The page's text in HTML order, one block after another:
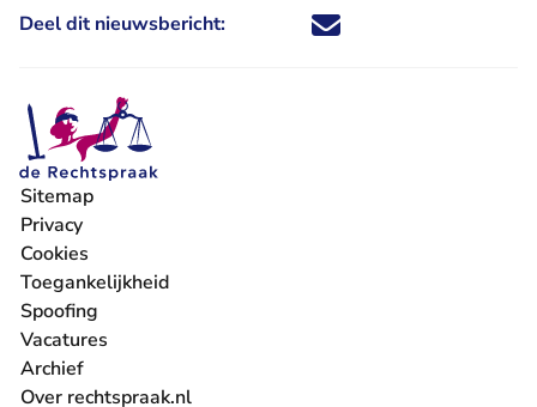
Deel dit nieuwsbericht: Deel dit nieuwsbericht via X -
Deel dit nieuwsbericht via
Deel dit nieuwsbericht
Deel dit
Sitemap
Privacy
Cookies
Toegankelijkheid
Spoofing
Vacatures
- U verlaat Rechtspraak.nl
Archief
Over rechtspraak.nl